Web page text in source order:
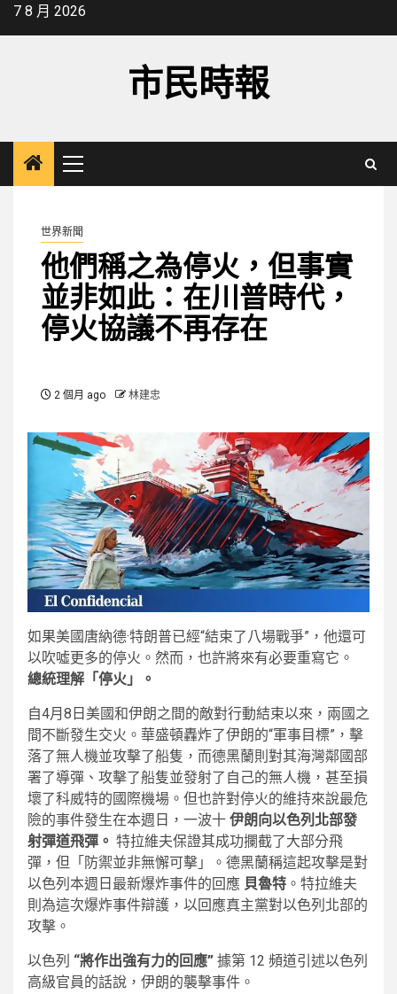
Skip7 8 月 2026
市民時報
Primary
Menu
世界新聞
他們稱之為停火，但事實
並非如此：在川普時代，
停火協議不再存在
2 個月 ago 林建忠
如果美國唐納德·特朗普已經“結束了八場戰爭”，他還可
以吹噓更多的停火。然而，也許將來有必要重寫它。
總統理解「停火」。
自4月8日美國和伊朗之間的敵對行動結束以來，兩國之
間不斷發生交火。華盛頓轟炸了伊朗的“軍事目標”，擊
落了無人機並攻擊了船隻，而德黑蘭則對其海灣鄰國部
署了導彈、攻擊了船隻並發射了自己的無人機，甚至損
壞了科威特的國際機場。但也許對停火的維持來說最危
險的事件發生在本週日，一波十 伊朗向以色列北部發
射彈道飛彈。 特拉維夫保證其成功攔截了大部分飛
彈，但「防禦並非無懈可擊」。德黑蘭稱這起攻擊是對
以色列本週日最新爆炸事件的回應 貝魯特 。特拉維夫
則為這次爆炸事件辯護，以回應真主黨對以色列北部的
攻擊。
以色列 “將作出強有力的回應” 據第 12 頻道引述以色列
高級官員的話說，伊朗的襲擊事件。